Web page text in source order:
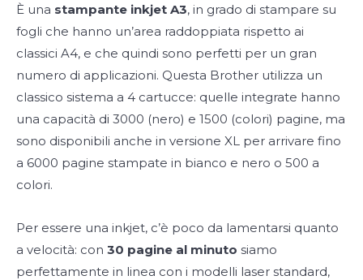
È una stampante inkjet A3, in grado di stampare su
fogli che hanno un’area raddoppiata rispetto ai
classici A4, e che quindi sono perfetti per un gran
numero di applicazioni. Questa Brother utilizza un
classico sistema a 4 cartucce: quelle integrate hanno
una capacità di 3000 (nero) e 1500 (colori) pagine, ma
sono disponibili anche in versione XL per arrivare fino
a 6000 pagine stampate in bianco e nero o 500 a
colori.
Per essere una inkjet, c’è poco da lamentarsi quanto
a velocità: con 30 pagine al minuto siamo
perfettamente in linea con i modelli laser standard,